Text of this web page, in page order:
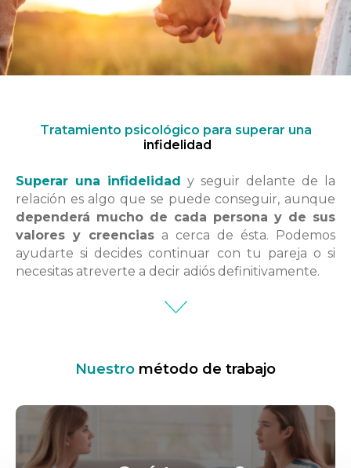
Tratamiento psicológico para superar una
infidelidad
Superar una infidelidad y seguir delante de la
relación es algo que se puede conseguir, aunque
dependerá mucho de cada persona y de sus
valores y creencias a cerca de ésta. Podemos
ayudarte si decides continuar con tu pareja o si
necesitas atreverte a decir adiós definitivamente.
Nuestro método de trabajo